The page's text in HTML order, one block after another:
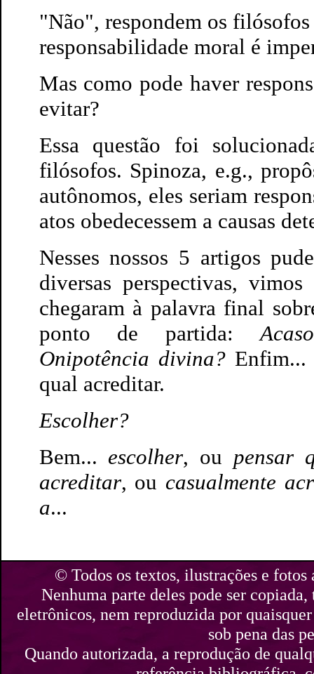
"Não", respondem os
responsabilidade moral é
Mas como pode haver
evitar?
Essa questão foi
filósofos. Spinoza, e.g.,
autônomos, eles seriam
atos obedecessem a causas
Nesses nossos 5 artigos
diversas perspectivas,
chegaram à palavra final
ponto de partida:
Onipotência divina? Enfim...
qual acreditar.
Escolher?
Bem... escolher, ou pensar
acreditar, ou casualmente
a...
© Todos os textos, ilustrações e fotos
Nenhuma parte deles pode ser
eletrônicos, nem reproduzida por
sob pena das
Quando autorizada, a reprodução de